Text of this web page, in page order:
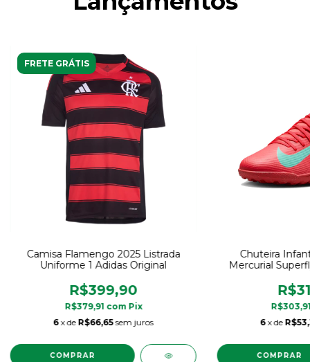
FRETE GRÁTIS
Camisa Flamengo 2025 Listrada
Uniforme 1 Adidas Original
R$399,90
R$379,91 com Pix
6 x de R$66,65 sem juros
COMPRAR
Chuteira
Mercurial
6 x de
COMPRAR